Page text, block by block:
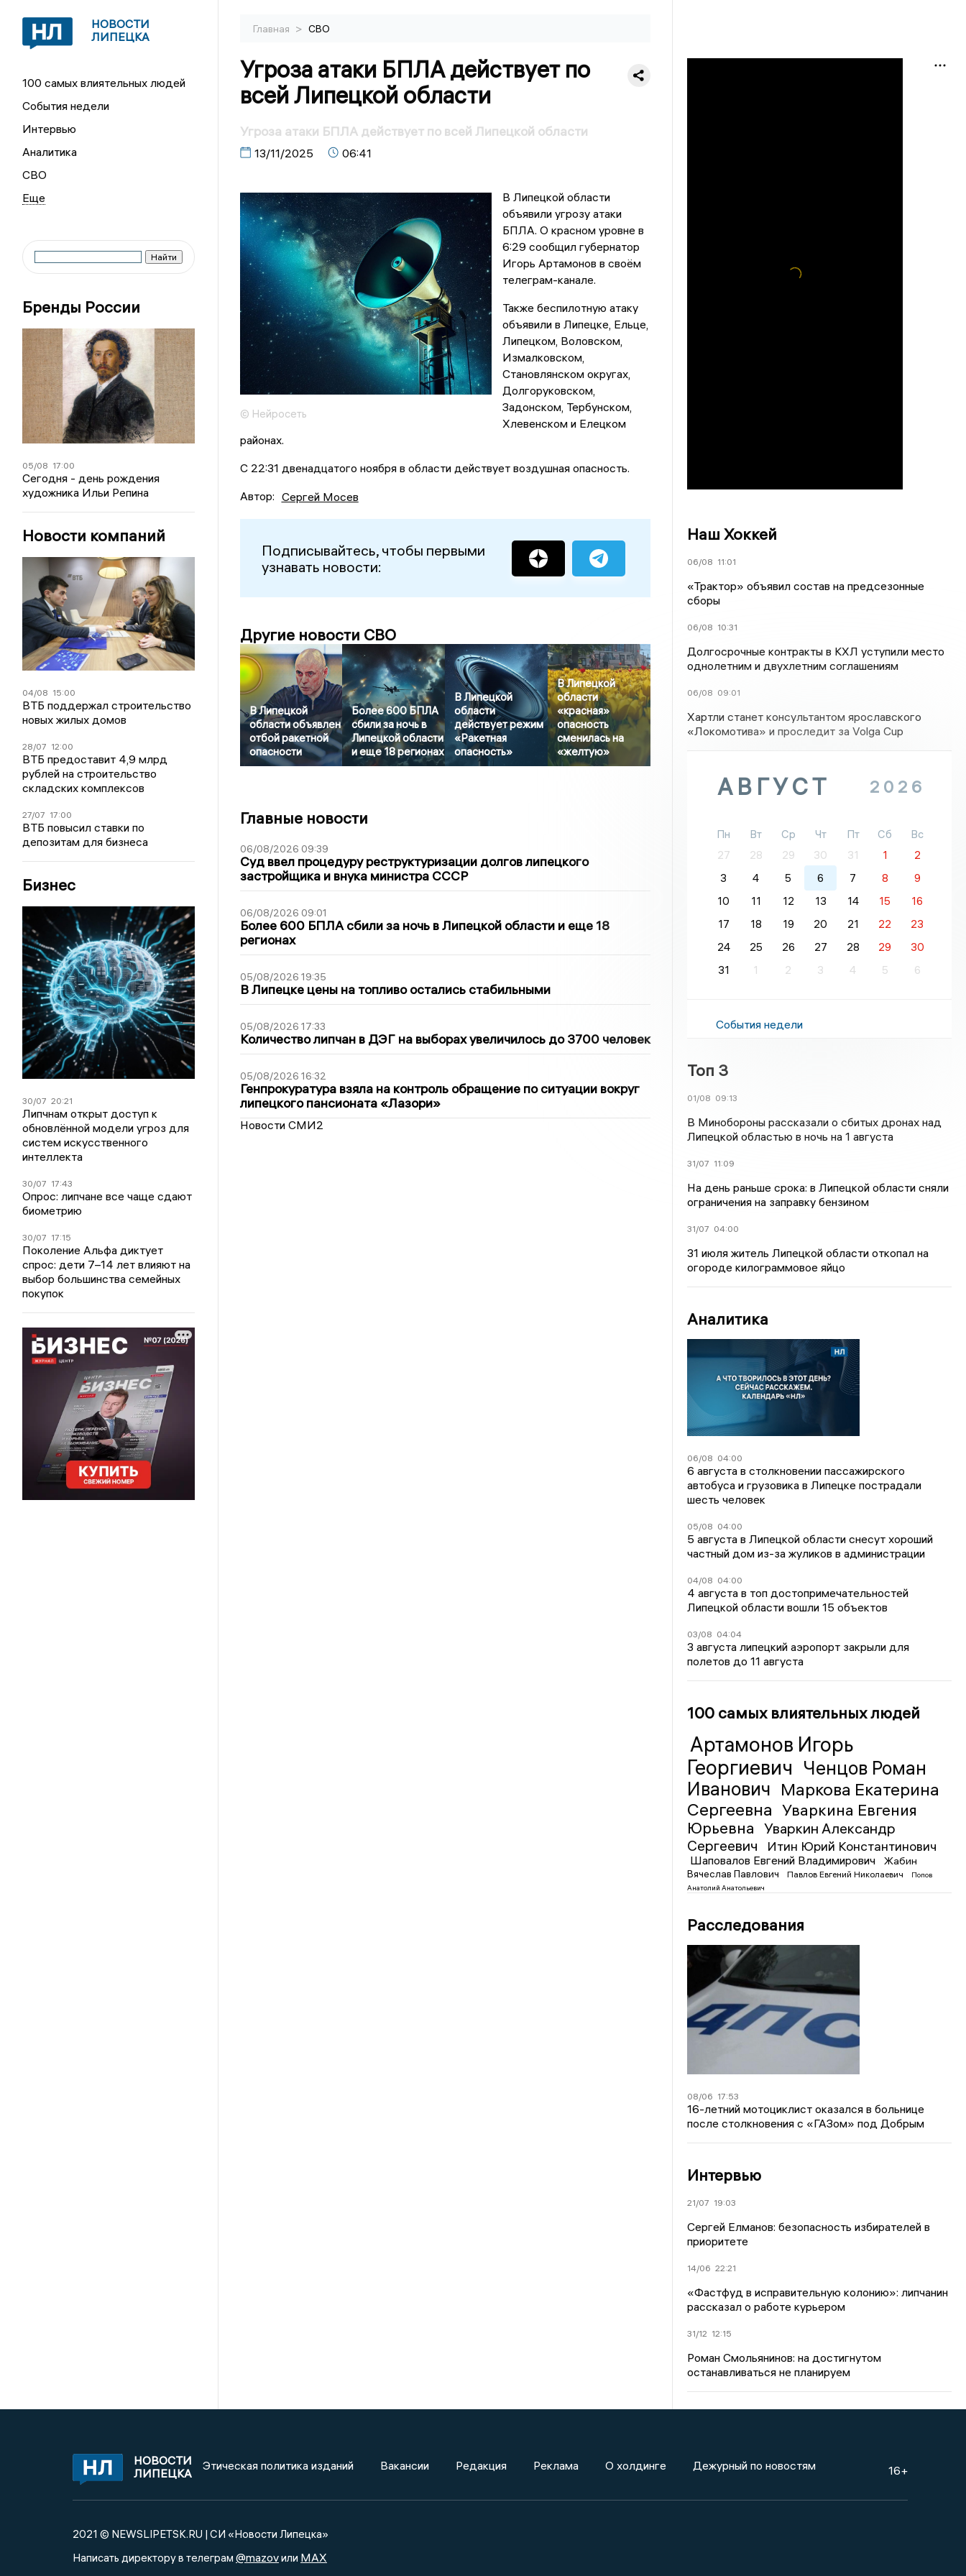
НОВОСТИ
ЛИПЕЦКА
100 самых влиятельных людей
События недели
Интервью
Аналитика
СВО
Бренды России
05/08 17:00
Сегодня - день рождения
художника Ильи Репина
Новости компаний
04/08 15:00
ВТБ поддержал строительство
новых жилых домов
28/07 12:00
ВТБ предоставит 4,9 млрд
рублей на строительство
складских комплексов
27/07 17:00
ВТБ повысил ставки по
депозитам для бизнеса
Бизнес
30/07 20:21
Липчнам открыт доступ к
обновлённой модели угроз для
систем искусственного
интеллекта
30/07 17:43
Опрос: липчане все чаще сдают
биометрию
30/07 17:15
Поколение Альфа диктует
спрос: дети 7–14 лет влияют на
выбор большинства семейных
покупок
Главная > СВО
Угроза атаки БПЛА действует по
всей Липецкой области
Угроза атаки БПЛА действует по всей Липецкой области
13/11/2025 06:41
© Нейросеть
В Липецкой области
объявили угрозу атаки
БПЛА. О красном уровне в
6:29 сообщил губернатор
Игорь Артамонов в своём
телеграм-канале.
Также беспилотную атаку
объявили в Липецке, Ельце,
Липецком, Воловском,
Измалковском,
Становлянском округах,
Долгоруковском,
Задонском, Тербунском,
Хлевенском и Елецком
районах.
С 22:31 двенадцатого ноября в области действует воздушная опасность.
Автор: Сергей Мосев
Подписывайтесь, чтобы первыми
узнавать новости:
Другие новости СВО
В Липецкой
области объявлен
отбой ракетной
опасности
Более 600 БПЛА
сбили за ночь в
Липецкой области
и еще 18 регионах
В Липецкой
области
действует режим
«Ракетная
опасность»
В Липецкой
области
«красная»
опасность
сменилась на
«желтую»
Главные новости
06/08/2026 09:39
Суд ввел процедуру реструктуризации долгов липецкого
застройщика и внука министра СССР
06/08/2026 09:01
Более 600 БПЛА сбили за ночь в Липецкой области и еще 18
регионах
05/08/2026 19:35
В Липецке цены на топливо остались стабильными
05/08/2026 17:33
Количество липчан в ДЭГ на выборах увеличилось до 3700 человек
05/08/2026 16:32
Генпрокуратура взяла на контроль обращение по ситуации вокруг
липецкого пансионата «Лазори»
Новости СМИ2
Наш Хоккей
06/08 11:01
«Трактор» объявил состав на предсезонные
сборы
06/08 10:31
Долгосрочные контракты в КХЛ уступили место
однолетним и двухлетним соглашениям
06/08 09:01
Хартли станет консультантом ярославского
«Локомотива» и проследит за Volga Cup
АВГУСТ 2026
Пн Вт Ср Чт Пт Сб
Вс
27
28 29 30 31 1
2
3
4 5 6 7 8
9
10
11 12 13 14 15
16
17
18 19 20 21 22
23
24
25 26 27 28 29
30
31
1 2 3 4 5 6
События недели
Топ 3
01/08 09:13
В Минобороны рассказали о сбитых дронах над
Липецкой областью в ночь на 1 августа
31/07 11:09
На день раньше срока: в Липецкой области сняли
ограничения на заправку бензином
31/07 04:00
31 июля житель Липецкой области откопал на
огороде килограммовое яйцо
Аналитика
06/08 04:00
6 августа в столкновении пассажирского
автобуса и грузовика в Липецке пострадали
шесть человек
05/08 04:00
5 августа в Липецкой области снесут хороший
частный дом из-за жуликов в администрации
04/08 04:00
4 августа в топ достопримечательностей
Липецкой области вошли 15 объектов
03/08 04:04
3 августа липецкий аэропорт закрыли для
полетов до 11 августа
100 самых влиятельных людей
Артамонов Игорь
Георгиевич Ченцов Роман
Иванович Маркова Екатерина
Сергеевна Уваркина Евгения
Юрьевна
Уваркин Александр
Сергеевич
Итин Юрий Константинович
Шаповалов Евгений Владимирович
Жабин
Вячеслав Павлович
Павлов Евгений Николаевич
Попов
Анатолий Анатольевич
Расследования
08/06 17:53
16-летний мотоциклист оказался в больнице
после столкновения с «ГАЗом» под Добрым
Интервью
21/07 19:03
Сергей Елманов: безопасность избирателей в
приоритете
14/06 22:21
«Фастфуд в исправительную колонию»: липчанин
рассказал о работе курьером
31/12 12:15
Роман Смольянинов: на достигнутом
останавливаться не планируем
НОВОСТИ
ЛИПЕЦКА
Этическая политика изданий Вакансии Редакция Реклама О холдинге Дежурный по новостям 16+
2021 © NEWSLIPETSK.RU | СИ «Новости Липецка»
Написать директору в телеграм @mazovили MAX